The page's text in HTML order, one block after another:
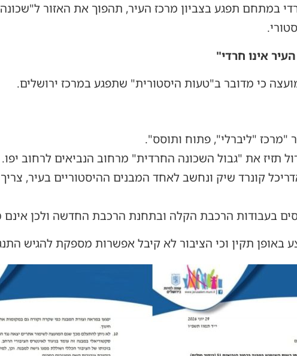
במתחם תפגע בצביון מרכז העיר, תהפוך את האזור
אינו חרדי"
כי מדובר ב"טעות היסטורית" שתפגע במרכז ירושלים.
"מרכז "ליברלי", פתוח ותוסס".
תזיז את "גבול השכונה החרדית" מרחוב הנביאים לרחוב יפו.
קונרד שיק ונחשב לאחד המבנים ההיסטוריים בעיר,
בעבודות הרכבת הקלה ובתחנת הרכבת החדשה ולכן
באופן תקין וכי הציבור לא קיבל אפשרות מספקת להגיש